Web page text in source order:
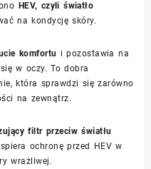
HEV, czyli światło
na kondycję skóry.
komfortu i pozostawia na
w oczy. To dobra
która sprawdzi się zarówno
na zewnątrz.
filtr przeciw światłu
ochronę przed HEV w
wrażliwej.